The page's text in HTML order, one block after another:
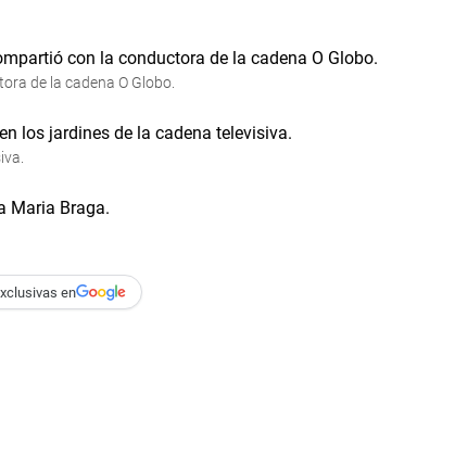
de la cadena O Globo.
en